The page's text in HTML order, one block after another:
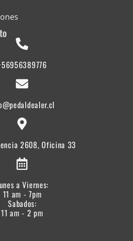
2608, Oficina 33
a Viernes:
11 am - 7pm
Sabados:
11 am - 2 pm